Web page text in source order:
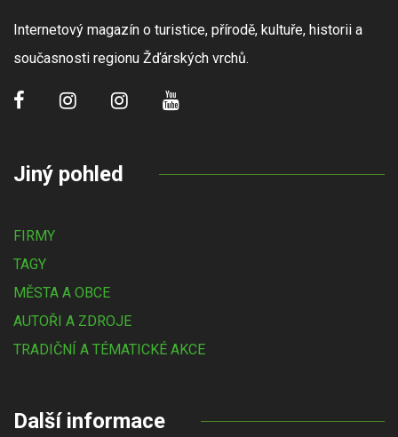
Internetový magazín o turistice, přírodě, kultuře, historii a
současnosti regionu Žďárských vrchů.
Jiný pohled
FIRMY
TAGY
MĚSTA A OBCE
AUTOŘI A ZDROJE
TRADIČNÍ A TÉMATICKÉ AKCE
Další informace